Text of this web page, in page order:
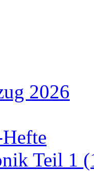
2026
Teil 1